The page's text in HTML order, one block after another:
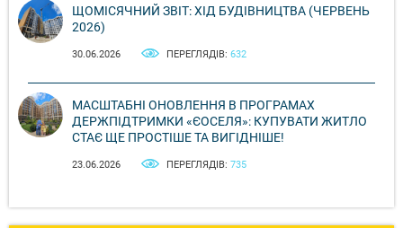
ЩОМІСЯЧНИЙ ЗВІТ: ХІД БУДІВНИЦТВА (ЧЕРВЕНЬ
2026)
30.06.2026 ПЕРЕГЛЯДІВ: 632
МАСШТАБНІ ОНОВЛЕННЯ В ПРОГРАМАХ
ДЕРЖПІДТРИМКИ «ЄОСЕЛЯ»: КУПУВАТИ ЖИТЛО
СТАЄ ЩЕ ПРОСТІШЕ ТА ВИГІДНІШЕ!
23.06.2026 ПЕРЕГЛЯДІВ: 735